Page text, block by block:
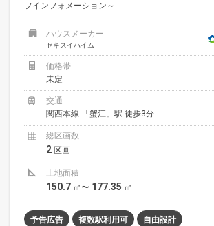
フインフォメーション～
ハウスメーカー
セキスイハイム
価格帯
未定
交通
関西本線 「蟹江」駅 徒歩3分
総区画数
2 区画
土地面積
150.7 ㎡〜 177.35 ㎡
予告広告 複数駅利用可 自由設計